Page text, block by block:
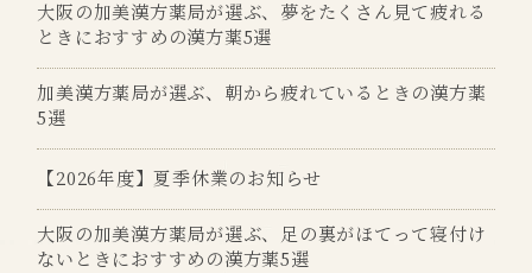
大阪の加美漢方薬局が選ぶ、夢をたくさん見て疲れる
ときにおすすめの漢方薬5選
加美漢方薬局が選ぶ、朝から疲れているときの漢方薬
5選
【2026年度】夏季休業のお知らせ
大阪の加美漢方薬局が選ぶ、足の裏がほてって寝付け
ないときにおすすめの漢方薬5選